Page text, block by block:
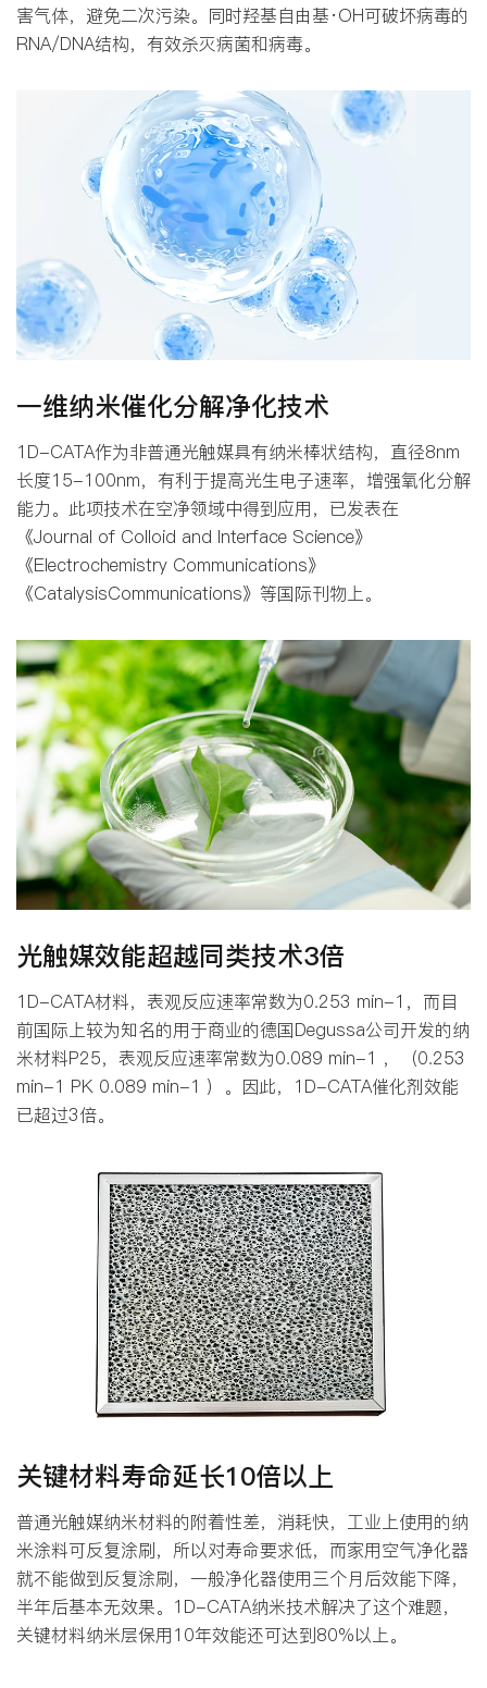
害气体，避免二次污染。同时羟基自由基·OH可破坏病毒的
RNA/DNA结构，有效杀灭病菌和病毒。
一维纳米催化分解净化技术
1D-CATA作为非普通光触媒具有纳米棒状结构，直径8nm
长度15-100nm，有利于提高光生电子速率，增强氧化分解
能力。此项技术在空净领域中得到应用，已发表在
《Journal of Colloid and Interface Science》
《Electrochemistry Communications》
《CatalysisCommunications》等国际刊物上。
光触媒效能超越同类技术3倍
1D-CATA材料，表观反应速率常数为0.253 min-1，而目
前国际上较为知名的用于商业的德国Degussa公司开发的纳
米材料P25，表观反应速率常数为0.089 min-1 ，（0.253
min-1 PK 0.089 min-1 ）。因此，1D-CATA催化剂效能
已超过3倍。
关键材料寿命延长10倍以上
普通光触媒纳米材料的附着性差，消耗快，工业上使用的纳
米涂料可反复涂刷，所以对寿命要求低，而家用空气净化器
就不能做到反复涂刷，一般净化器使用三个月后效能下降，
半年后基本无效果。1D-CATA纳米技术解决了这个难题，
关键材料纳米层保用10年效能还可达到80%以上。